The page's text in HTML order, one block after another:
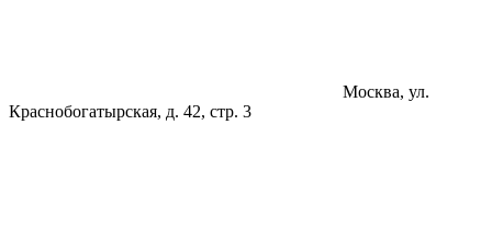
Москва, ул.
Краснобогатырская, д. 42, стр. 3